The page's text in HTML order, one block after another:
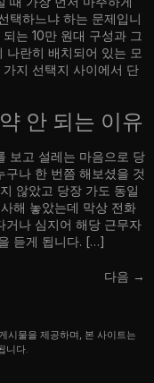
택하느냐 하는 문제입니
는 10만 원대 구성과 그
나란히 배치되어 있는 모
지 선택지 사이에서 단
안 되는 이유
보고 설레는 마음으로 당
나 한 번쯤 해보셨을 것
않았고 당장 가도 동일
해 놓았는데 막상 전화
거나 심지어 해당 근무자
듣게 됩니다. […]
다음 →
시물을 제공하며, 본 사이트는
니다.